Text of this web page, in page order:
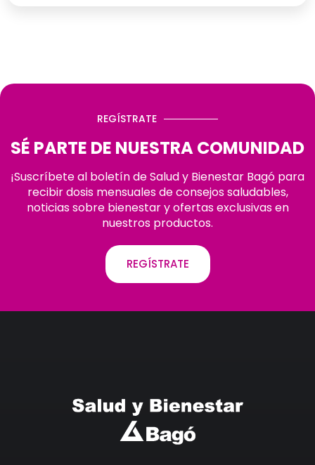
REGÍSTRATE
SÉ PARTE DE NUESTRA COMUNIDAD
¡Suscríbete al boletín de Salud y Bienestar Bagó para
recibir dosis mensuales de consejos saludables,
noticias sobre bienestar y ofertas exclusivas en
nuestros productos.
REGÍSTRATE